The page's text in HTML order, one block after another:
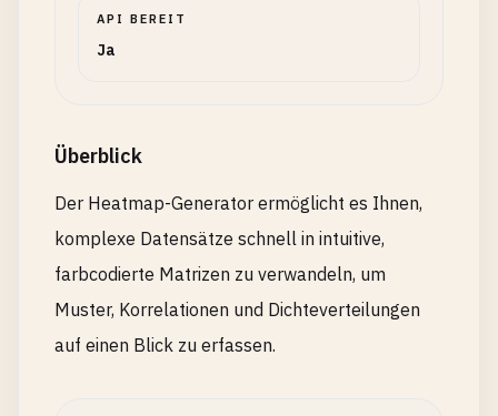
API BEREIT
Ja
Überblick
Der Heatmap-Generator ermöglicht es Ihnen,
komplexe Datensätze schnell in intuitive,
farbcodierte Matrizen zu verwandeln, um
Muster, Korrelationen und Dichteverteilungen
auf einen Blick zu erfassen.